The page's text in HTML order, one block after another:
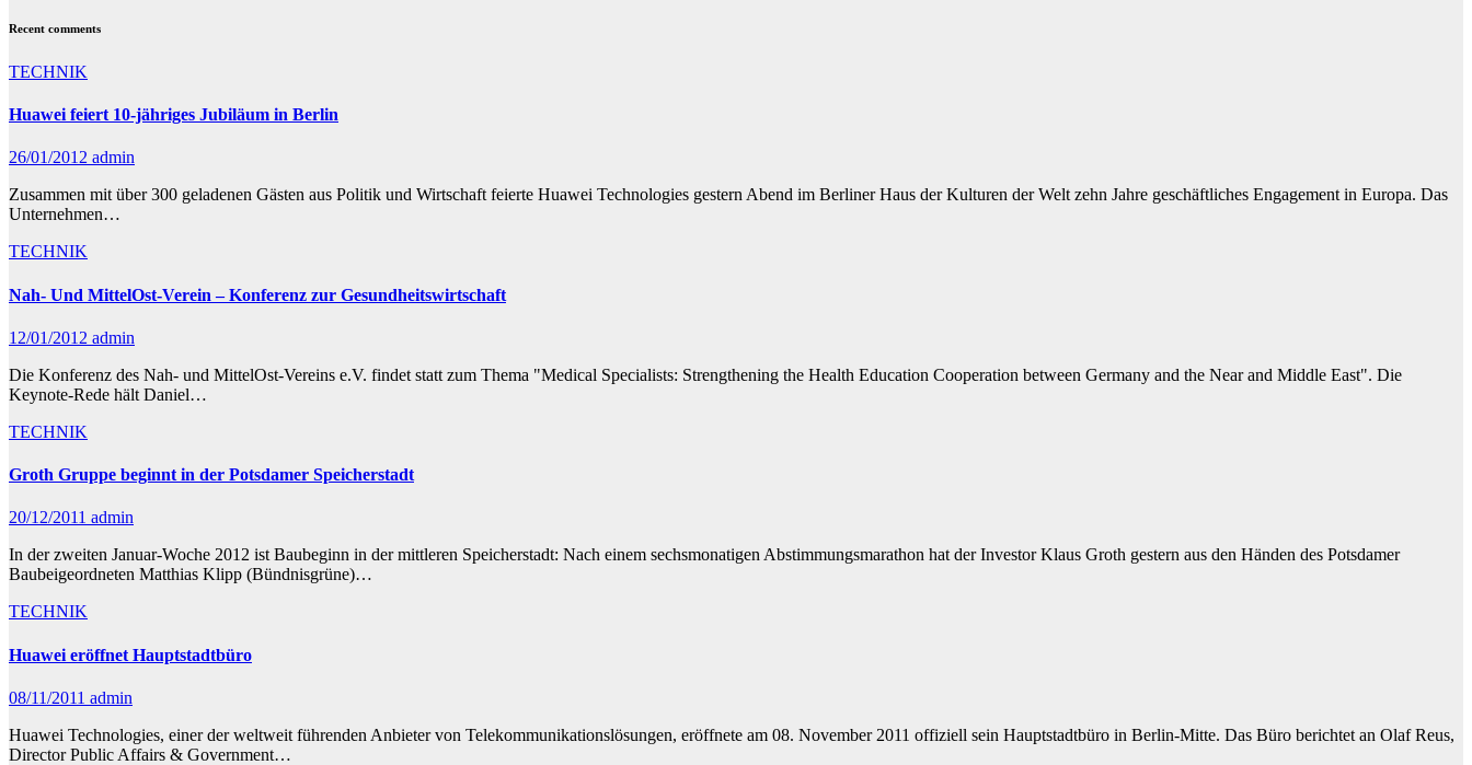
Recent comments
TECHNIK
Huawei feiert 10-jähriges Jubiläum in Berlin
26/01/2012 admin
Zusammen mit über 300 geladenen Gästen aus Politik und Wirtschaft feierte Huawei Technologies gestern Abend im Berliner Haus der Kulturen der Welt zehn Jahre geschäftliches Engagement in Europa. Das
Unternehmen…
TECHNIK
Nah- Und MittelOst-Verein – Konferenz zur Gesundheitswirtschaft
12/01/2012 admin
Die Konferenz des Nah- und MittelOst-Vereins e.V. findet statt zum Thema "Medical Specialists: Strengthening the Health Education Cooperation between Germany and the Near and Middle East". Die
Keynote-Rede hält Daniel…
TECHNIK
Groth Gruppe beginnt in der Potsdamer Speicherstadt
20/12/2011 admin
In der zweiten Januar-Woche 2012 ist Baubeginn in der mittleren Speicherstadt: Nach einem sechsmonatigen Abstimmungsmarathon hat der Investor Klaus Groth gestern aus den Händen des Potsdamer
Baubeigeordneten Matthias Klipp (Bündnisgrüne)…
TECHNIK
Huawei eröffnet Hauptstadtbüro
08/11/2011 admin
Huawei Technologies, einer der weltweit führenden Anbieter von Telekommunikationslösungen, eröffnete am 08. November 2011 offiziell sein Hauptstadtbüro in Berlin-Mitte. Das Büro berichtet an Olaf Reus,
Director Public Affairs & Government…